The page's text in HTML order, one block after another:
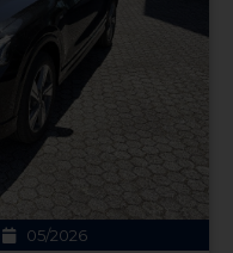
05/2026